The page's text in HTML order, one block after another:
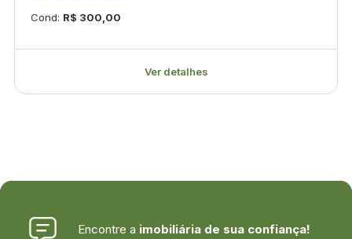
Cond: R$ 300,00
Ver detalhes
Encontre a imobiliária de sua confiança!